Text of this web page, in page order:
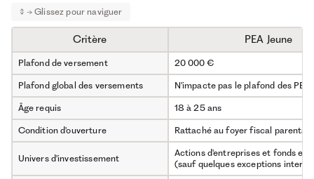
Critère PEA Jeune
Plafond de versement 20 000 €
Plafond global des versements N'impacte pas le plafond des PEA
Âge requis 18 à 25 ans
Condition d'ouverture Rattaché au foyer fiscal parental
Univers d'investissement
Actions d'entreprises et fonds
(sauf quelques exceptions